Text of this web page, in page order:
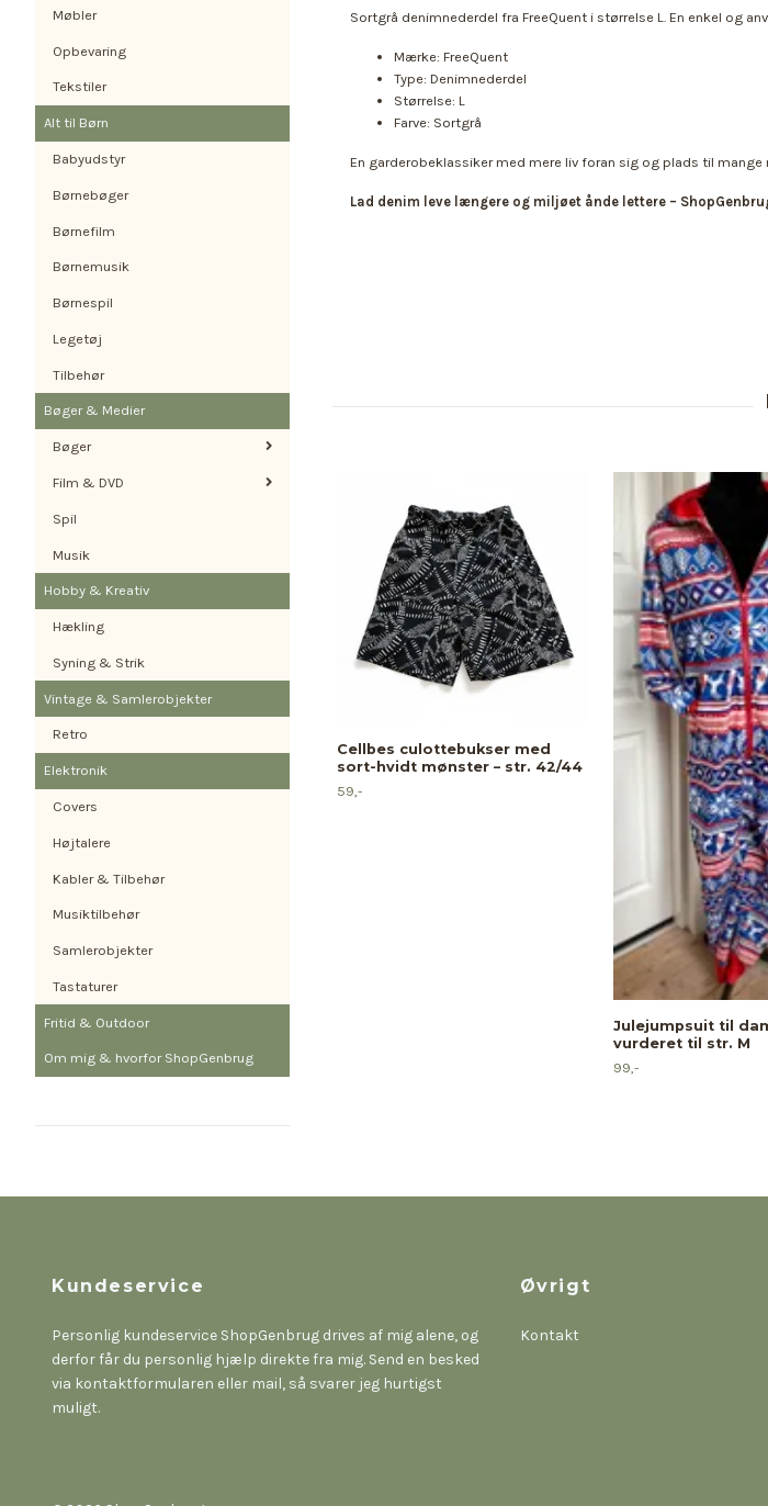
Møbler
Opbevaring
Tekstiler
Alt til Børn
Babyudstyr
Børnebøger
Børnefilm
Børnemusik
Børnespil
Legetøj
Tilbehør
Bøger & Medier
Bøger
Film & DVD
Spil
Musik
Hobby & Kreativ
Hækling
Syning & Strik
Vintage & Samlerobjekter
Retro
Elektronik
Covers
Højtalere
Kabler & Tilbehør
Musiktilbehør
Samlerobjekter
Tastaturer
Fritid & Outdoor
Om mig & hvorfor ShopGenbrug
Sortgrå denimnederdel fra FreeQuent i størrelse L. En enkel og
Mærke: FreeQuent
Type: Denimnederdel
Størrelse: L
Farve: Sortgrå
En garderobeklassiker med mere liv foran sig og plads til mange
Lad denim leve længere og miljøet ånde lettere –
Cellbes culottebukser med
sort-hvidt mønster – str. 42/44
59,-
Julejumpsuit til
vurderet til str. M
99,-
Kundeservice
Personlig kundeservice ShopGenbrug drives af mig alene, og
derfor får du personlig hjælp direkte fra mig. Send en besked
via kontaktformularen eller mail, så svarer jeg hurtigst
muligt.
Øvrigt
Kontakt